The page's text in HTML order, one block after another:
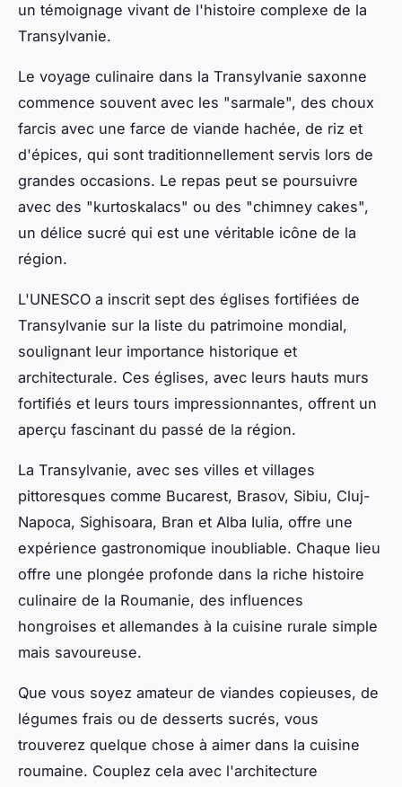
un témoignage vivant de l'histoire complexe de la
Transylvanie.
Le voyage culinaire dans la Transylvanie saxonne
commence souvent avec les "sarmale", des choux
farcis avec une farce de viande hachée, de riz et
d'épices, qui sont traditionnellement servis lors de
grandes occasions. Le repas peut se poursuivre
avec des "kurtoskalacs" ou des "chimney cakes",
un délice sucré qui est une véritable icône de la
région.
L'UNESCO a inscrit sept des églises fortifiées de
Transylvanie sur la liste du patrimoine mondial,
soulignant leur importance historique et
architecturale. Ces églises, avec leurs hauts murs
fortifiés et leurs tours impressionnantes, offrent un
aperçu fascinant du passé de la région.
La Transylvanie, avec ses villes et villages
pittoresques comme Bucarest, Brasov, Sibiu, Cluj-
Napoca, Sighisoara, Bran et Alba Iulia, offre une
expérience gastronomique inoubliable. Chaque lieu
offre une plongée profonde dans la riche histoire
culinaire de la Roumanie, des influences
hongroises et allemandes à la cuisine rurale simple
mais savoureuse.
Que vous soyez amateur de viandes copieuses, de
légumes frais ou de desserts sucrés, vous
trouverez quelque chose à aimer dans la cuisine
roumaine. Couplez cela avec l'architecture